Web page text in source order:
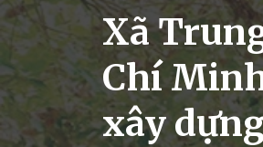
Xã
Chí
xây